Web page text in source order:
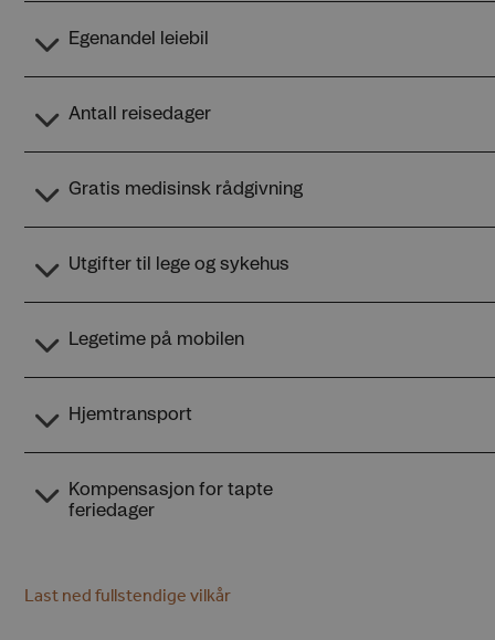
Last ned fullstendige vilkår